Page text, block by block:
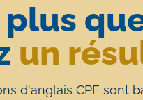
plus
un
d'anglais CPF sont